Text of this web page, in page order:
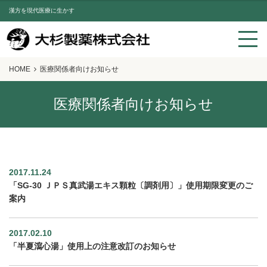
漢方を現代医療に生かす
HOME 医療関係者向けお知らせ
医療関係者向けお知らせ
2017.11.24
「SG-30 ＪＰＳ真武湯エキス顆粒〔調剤用〕」使用期限変更のご
案内
2017.02.10
「半夏瀉心湯」使用上の注意改訂のお知らせ